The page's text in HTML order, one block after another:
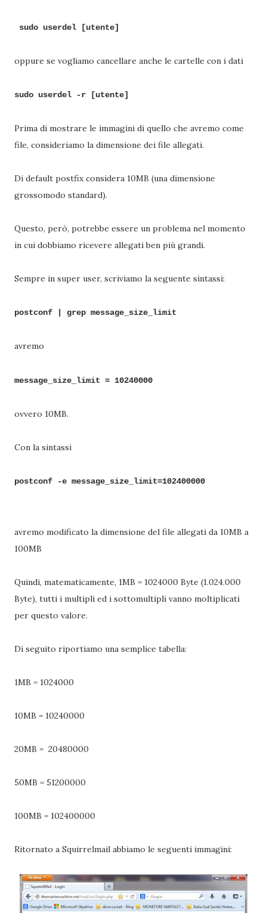
sudo userdel [utente]
oppure se vogliamo cancellare anche le cartelle con i dati
sudo userdel -r [utente]
Prima di mostrare le immagini di quello che avremo come
file, consideriamo la dimensione dei file allegati.
Di default postfix considera 10MB (una dimensione
grossomodo standard).
Questo, però, potrebbe essere un problema nel momento
in cui dobbiamo ricevere allegati ben più grandi.
Sempre in super user, scriviamo la seguente sintassi:
postconf | grep message_size_limit
avremo
message_size_limit = 10240000
ovvero 10MB.
Con la sintassi
postconf -e message_size_limit=102400000
avremo modificato la dimensione del file allegati da 10MB a
100MB
Quindi, matematicamente, 1MB = 1024000 Byte (1.024.000
Byte), tutti i multipli ed i sottomultipli vanno moltiplicati
per questo valore.
Di seguito riportiamo una semplice tabella:
1MB = 1024000
10MB = 10240000
20MB = 20480000
50MB = 51200000
100MB = 102400000
Ritornato a Squirrelmail abbiamo le seguenti immagini: